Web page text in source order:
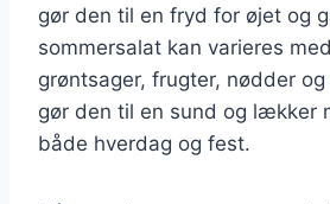
gør den til en fryd for øjet og
sommersalat kan varieres
grøntsager, frugter, nødder
gør den til en sund og lækker
både hverdag og fest.